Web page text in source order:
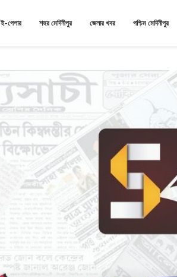
ই-পেপার শহর মেদিনীপুর জেলার খবর পশ্চিম মেদিনীপুর